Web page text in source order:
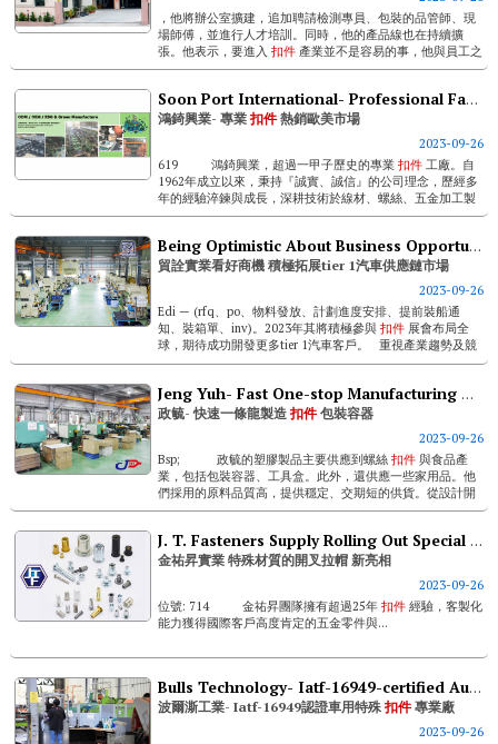
，他將辦公室擴建，追加聘請檢測專員、包裝的品管師、現
場師傅，並進行人才培訓。同時，他的產品線也在持續擴
張。他表示，要進入 扣件 產業並不是容易的事，他與員工之
間的互動就像團隊夥伴，不吝嗇將...
Soon Port International- Professional Fasteners Well Received In European And U.s. Markets
鴻錡興業- 專業扣件熱銷歐美市場
2023-09-26
619 鴻錡興業，超過一甲子歷史的專業 扣件工廠。自
1962年成立以來，秉持『誠實、誠信』的公司理念，歷經多
年的經驗淬鍊與成長，深耕技術於線材、螺絲、五金加工製
造等...
Being Optimistic About Business Opportunities, Mao Chuan Expands Aggressively Into T1 Automotive Supply Chain
貿詮實業看好商機 積極拓展tier 1汽車供應鏈市場
2023-09-26
Edi — (rfq、po、物料發放、計劃進度安排、提前裝船通
知、裝箱單、inv)。2023年其將積極參與 扣件 展會布局全
球，期待成功開發更多tier 1汽車客戶。 重視產業趨勢及競
爭力 打造esg綠...
Jeng Yuh- Fast One-stop Manufacturing Of Fastener Packaging Containers
政毓- 快速一條龍製造扣件包裝容器
2023-09-26
Bsp; 政毓的塑膠製品主要供應到螺絲 扣件與食品產
業，包括包裝容器、工具盒。此外，還供應一些家用品。他
們採用的原料品質高，提供穩定、交期短的供貨。從設計開
發、生產...
J. T. Fasteners Supply Rolling Out Special Material Plus Nuts
金祐昇實業 特殊材質的開叉拉帽 新亮相
2023-09-26
位號: 714 金祐昇團隊擁有超過25年 扣件經驗，客製化
能力獲得國際客戶高度肯定的五金零件與...
Bulls Technology- Iatf-16949-certified Automotive Special Fastener Specialist
波爾澌工業- Iatf-16949認證車用特殊扣件專業廠
2023-09-26